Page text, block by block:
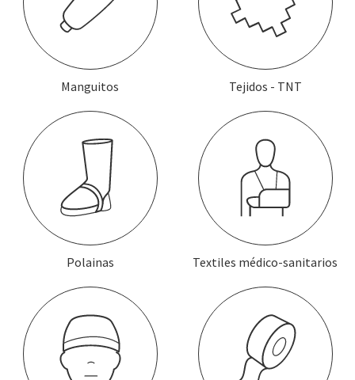
Manguitos
Polainas
Tejidos - TNT
Textiles médico-sanitarios